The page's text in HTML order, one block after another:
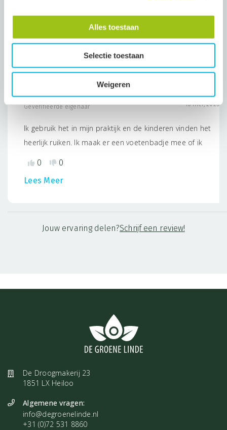
Alles toestaan
Selectie toestaan
Weigeren
Meest nuttig
Petra
Geverifieerde eigenaar 16 mei, 2025
Ik gebruik het in mijn praktijk en de kinderen vinden het
heerlijk ruiken. Ik maak er een voetenbadje mee of ik
0
0
Lees Meer
Jouw ervaring delen?Schrijf een review!
De Droogmakerij 23
1851 LX Heiloo
Algemene vragen:
info@degroenelinde.nl
+31 (0)72 531 8860